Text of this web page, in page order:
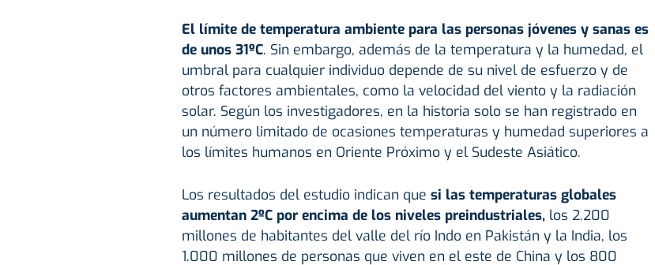
El límite de temperatura ambiente para las personas jóvenes y sanas es
de unos 31ºC. Sin embargo, además de la temperatura y la humedad, el
umbral para cualquier individuo depende de su nivel de esfuerzo y de
otros factores ambientales, como la velocidad del viento y la radiación
solar. Según los investigadores, en la historia solo se han registrado en
un número limitado de ocasiones temperaturas y humedad superiores a
los límites humanos en Oriente Próximo y el Sudeste Asiático.
Los resultados del estudio indican que si las temperaturas globales
aumentan 2ºC por encima de los niveles preindustriales,los 2.200
millones de habitantes del valle del río Indo en Pakistán y la India, los
1.000 millones de personas que viven en el este de China y los 800